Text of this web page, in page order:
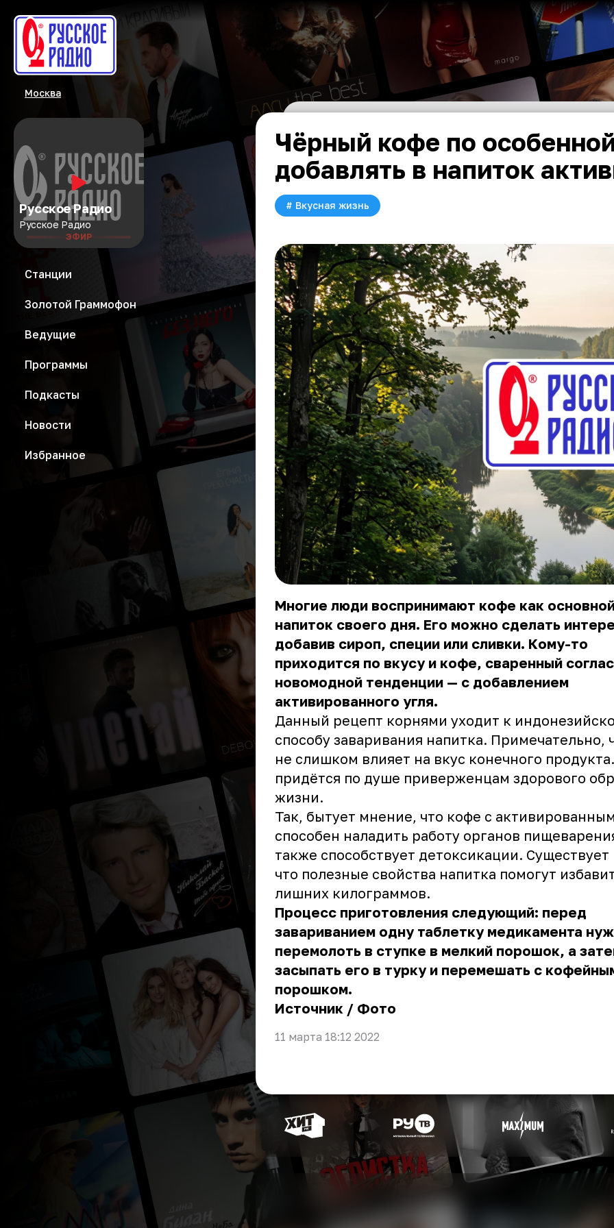
Москва
Русское Радио
Русское Радио
ЭФИР
Станции
Золотой Граммофон
Ведущие
Программы
Подкасты
Новости
Избранное
Чёрный кофе по
добавлять в напиток
# Вкусная жизнь
Многие люди воспринимают кофе как
напиток своего дня. Его можно сделать
добавив сироп, специи или сливки. Кому-то
приходится по вкусу и кофе, сваренный
новомодной тенденции — с добавлением
активированного угля.
Данный рецепт корнями уходит к
способу заваривания напитка. Примечательно,
не слишком влияет на вкус конечного
придётся по душе приверженцам здорового
жизни.
Так, бытует мнение, что кофе с
способен наладить работу органов
также способствует детоксикации. Существует
что полезные свойства напитка помогут
лишних килограммов.
Процесс приготовления следующий: перед
завариванием одну таблетку медикамента
перемолоть в ступке в мелкий порошок, а
засыпать его в турку и перемешать с
порошком.
Источник / Фото
11 марта 18:12 2022